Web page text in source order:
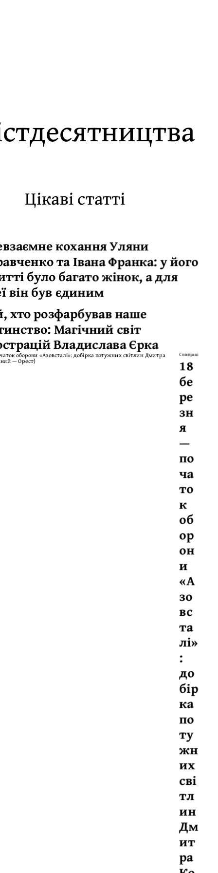
Цікаві статті
кохання Уляни
та Івана Франка: у його
було багато жінок, а для
він був єдиним
хто розфарбував наше
Магічний світ
Владислава Єрка
Співпраці
18
бе
ре
зн
я
—
по
ча
то
к
об
ор
он
и
«А
зо
вс
та
лі»
:
до
бір
ка
по
ту
жн
их
сві
тл
ин
Дм
ит
ра